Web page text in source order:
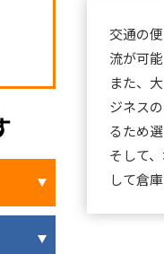
交通の
流が可
また、
ジネス
るため
そして
して倉